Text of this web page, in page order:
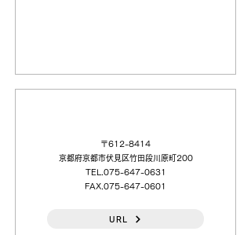
〒612-8414
京都府京都市伏見区竹田段川原町200
TEL.075-647-0631
FAX.075-647-0601
URL